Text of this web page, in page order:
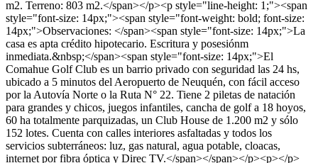
m2. Terreno: 803 m2.</span></p><p style="line-height: 1;"><span
style="font-size: 14px;"><span style="font-weight: bold; font-size:
14px;">Observaciones: </span><span style="font-size: 14px;">La
casa es apta crédito hipotecario. Escritura y posesiónm
inmediata.&nbsp;</span><span style="font-size: 14px;">El
Comahue Golf Club es un barrio privado con seguridad las 24 hs,
ubicado a 5 minutos del Aeropuerto de Neuquén, con fácil acceso
por la Autovía Norte o la Ruta N° 22. Tiene 2 piletas de natación
para grandes y chicos, juegos infantiles, cancha de golf a 18 hoyos,
60 ha totalmente parquizadas, un Club House de 1.200 m2 y sólo
152 lotes. Cuenta con calles interiores asfaltadas y todos los
servicios subterráneos: luz, gas natural, agua potable, cloacas,
internet por fibra óptica y Direc TV.</span></span></p><p></p>